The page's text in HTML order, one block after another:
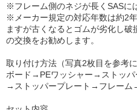
※フレーム側のネジが長くSASに
※メーカー規定の対応年数は約2
ますが古くなるとゴムが劣化し
の交換をお勧めします。
取り付け方法（写真2枚目を参考
ボード→PEワッシャー→ストッパ
→ストッパープレート→フレーム